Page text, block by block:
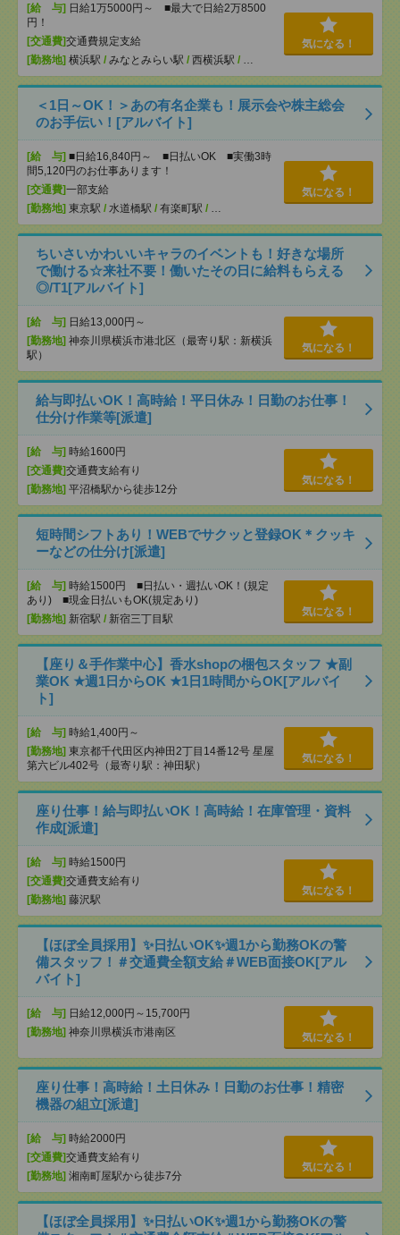
[給 与] 日給1万5000円～ ■最大で日給2万8500
円！
[交通費]交通費規定支給
[勤務地] 横浜駅 / みなとみらい駅 / 西横浜駅 / …
気になる！
＜1日～OK！＞あの有名企業も！展示会や株主総会
のお手伝い！[アルバイト]
[給 与] ■日給16,840円～ ■日払いOK ■実働3時
間5,120円のお仕事あります！
[交通費]一部支給
[勤務地] 東京駅 / 水道橋駅 / 有楽町駅 / …
気になる！
ちいさいかわいいキャラのイベントも！好きな場所
で働ける☆来社不要！働いたその日に給料もらえる
◎/T1[アルバイト]
[給 与] 日給13,000円～
[勤務地] 神奈川県横浜市港北区（最寄り駅：新横浜
駅）
気になる！
給与即払いOK！高時給！平日休み！日勤のお仕事！
仕分け作業等[派遣]
[給 与] 時給1600円
[交通費]交通費支給有り
[勤務地] 平沼橋駅から徒歩12分
気になる！
短時間シフトあり！WEBでサクッと登録OK＊クッキ
ーなどの仕分け[派遣]
[給 与] 時給1500円 ■日払い・週払いOK！(規定
あり) ■現金日払いもOK(規定あり)
[勤務地] 新宿駅 / 新宿三丁目駅
気になる！
【座り＆手作業中心】香水shopの梱包スタッフ ★副
業OK ★週1日からOK ★1日1時間からOK[アルバイ
ト]
[給 与] 時給1,400円～
[勤務地] 東京都千代田区内神田2丁目14番12号 星屋
第六ビル402号（最寄り駅：神田駅）
気になる！
座り仕事！給与即払いOK！高時給！在庫管理・資料
作成[派遣]
[給 与] 時給1500円
[交通費]交通費支給有り
[勤務地] 藤沢駅
気になる！
【ほぼ全員採用】✨日払いOK✨週1から勤務OKの警
備スタッフ！＃交通費全額支給＃WEB面接OK[アル
バイト]
[給 与] 日給12,000円～15,700円
[勤務地] 神奈川県横浜市港南区 気になる！
座り仕事！高時給！土日休み！日勤のお仕事！精密
機器の組立[派遣]
[給 与] 時給2000円
[交通費]交通費支給有り
[勤務地] 湘南町屋駅から徒歩7分
気になる！
【ほぼ全員採用】✨日払いOK✨週1から勤務OKの警